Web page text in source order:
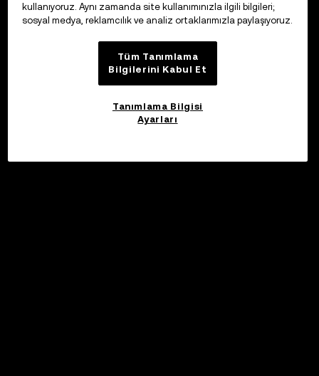
kullanıyoruz. Aynı zamanda site kullanımınızla ilgili bilgileri;
sosyal medya, reklamcılık ve analiz ortaklarımızla paylaşıyoruz.
Tüm Tanımlama
Bilgilerini Kabul Et
Tanımlama Bilgisi
Ayarları